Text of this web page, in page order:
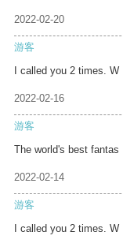
2022-02-20
游客
I called you 2 times. W
2022-02-16
游客
The world's best fantas
2022-02-14
游客
I called you 2 times. W